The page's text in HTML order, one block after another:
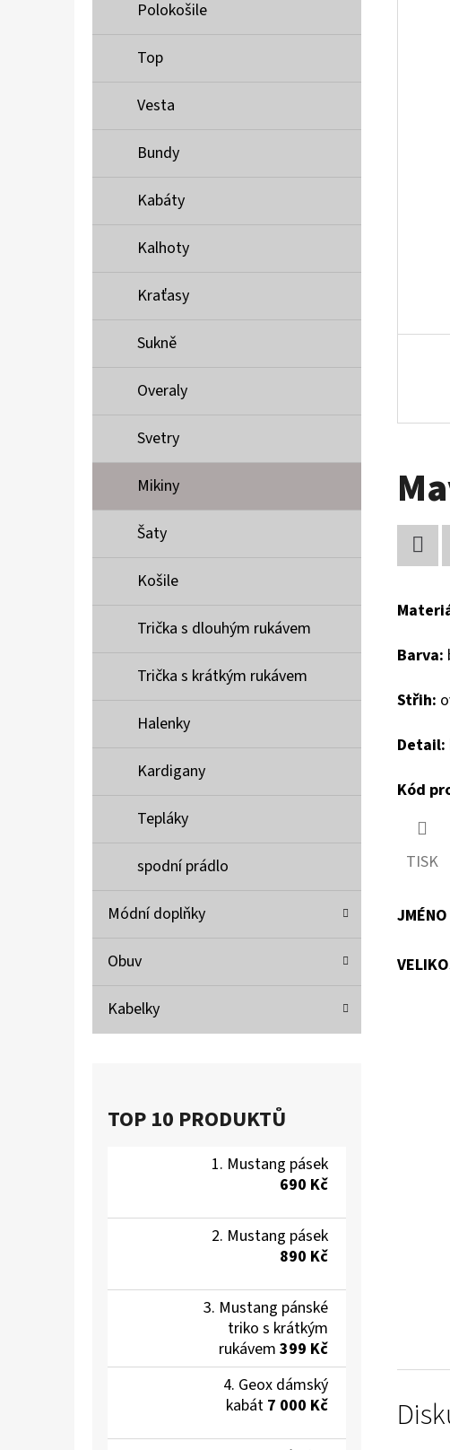
Polokošile
Top
Vesta
Bundy
Kabáty
Kalhoty
Kraťasy
Sukně
Overaly
Svetry
Mikiny
Šaty
Košile
Trička s dlouhým rukávem
Trička s krátkým rukávem
Halenky
Kardigany
Tepláky
spodní prádlo
Módní doplňky
Obuv
Kabelky
TOP 10 PRODUKTŮ
Mustang pásek
690 Kč
Mustang pásek
890 Kč
Mustang pánské
triko s krátkým
rukávem 399 Kč
Geox dámský
kabát 7 000 Kč
Barva:
Střih:
Detail:
Kód
TISK
MUSTANG PÁSEK